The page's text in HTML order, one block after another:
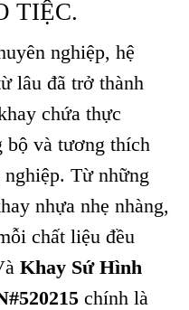
TIỆC.
nghiệp, hệ
lâu đã trở thành
chứa thực
bộ và tương thích
Từ những
nhựa nhẹ nhàng,
chất liệu đều
Khay Sứ Hình
chính là